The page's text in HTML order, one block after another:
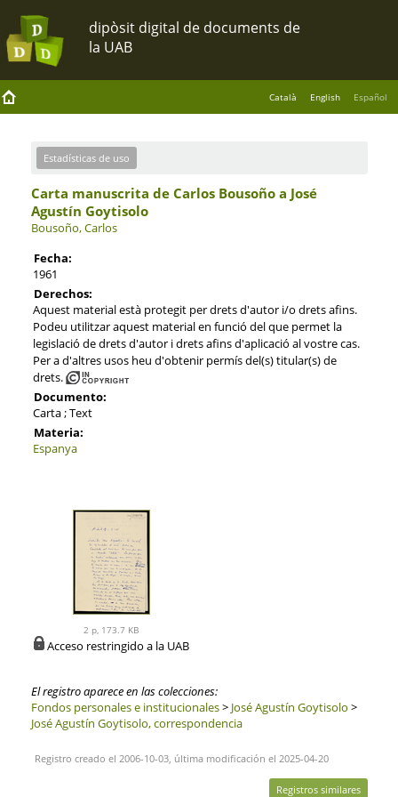
Català English Español
Estadísticas de uso
Carta manuscrita de Carlos Bousoño a José
Agustín Goytisolo
Bousoño, Carlos
Fecha:
1961
Derechos:
Aquest material està protegit per drets d'autor i/o drets afins.
Podeu utilitzar aquest material en funció del que permet la
legislació de drets d'autor i drets afins d'aplicació al vostre cas.
Per a d'altres usos heu d'obtenir permís del(s) titular(s) de
drets.
Documento:
Carta ; Text
Materia:
Espanya
2 p, 173.7 KB
Acceso restringido a la UAB
El registro aparece en las colecciones:
Fondos personales e institucionales> José Agustín Goytisolo >
José Agustín Goytisolo, correspondencia
Registro creado el 2006-10-03, última modificación el 2025-04-20
Registros similares